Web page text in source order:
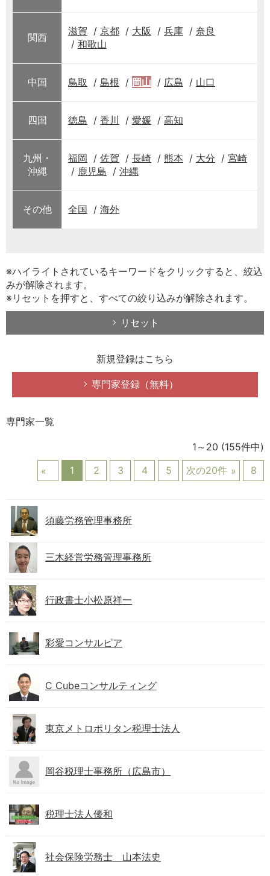
関西
滋賀 京都 大阪 兵庫
奈良
和歌山
中国 鳥取 島根 岡山 広島 山口
四国 徳島 香川 愛媛 高知
九州・
沖縄
福岡 佐賀 長崎 熊本 大分
宮崎
鹿児島
沖縄
その他 全国 海外
※ハイライトされているキーワードをクリックすると、絞込
みが解除されます。
※リセットを押すと、すべての絞り込みが解除されます。
リセット
新規登録はこちら
専門家登録（無料）
専門家一覧
1～20 (155件中)
1
2 3 4 5 次の20件 8
須藤労務管理事務所
三木経営労務管理事務所
行政書士小松原祥一
彩愛コンサルピア
C Cubeコンサルティング
東京メトロポリタン税理士法人
岡谷税理士事務所（広島市）
税理士法人優和
社会保険労務士 山本法史